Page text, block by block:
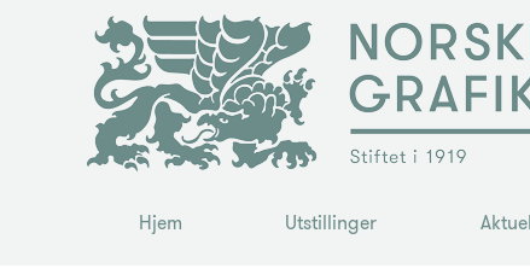
Hjem Utstillinger
Hjem Utstillinger